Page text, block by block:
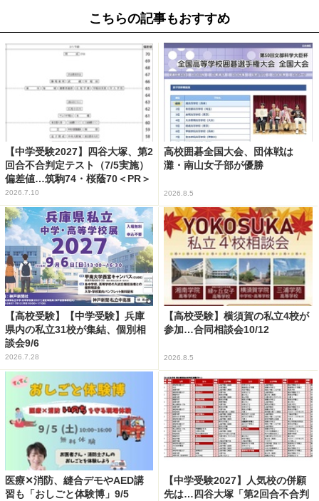
こちらの記事もおすすめ
【中学受験2027】四谷大塚、第2
回合不合判定テスト（7/5実施）
偏差値…筑駒74・桜蔭70＜PR＞
2026.7.10
高校囲碁全国大会、団体戦は
灘・南山女子部が優勝
2026.8.5
【高校受験】【中学受験】兵庫
県内の私立31校が集結、個別相
談会9/6
2026.7.28
【高校受験】横須賀の私立4校が
参加…合同相談会10/12
2026.8.5
医療✕消防、縫合デモやAED講
習も「おしごと体験博」9/5
【中学受験2027】人気校の併願
先は…四谷大塚「第2回合不合判